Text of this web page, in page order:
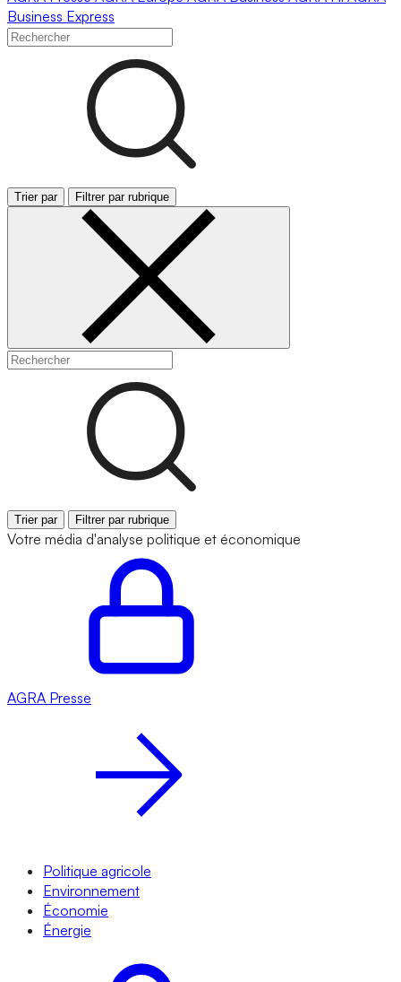
Business Express
Trier par Filtrer par rubrique
Trier par Filtrer par rubrique
Votre média d'analyse politique et économique
AGRA Presse
Politique agricole
Environnement
Économie
Énergie